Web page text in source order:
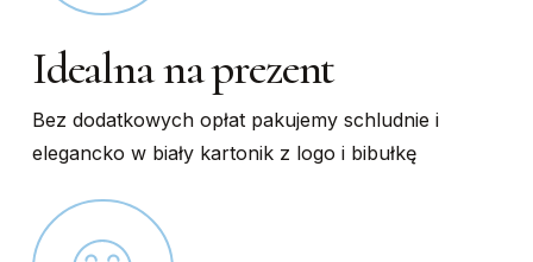
Idealna na prezent
Bez dodatkowych opłat pakujemy schludnie i
elegancko w biały kartonik z logo i bibułkę